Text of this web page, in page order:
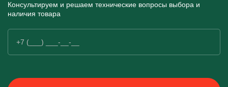
Консультируем и решаем технические вопросы выбора и
наличия товара